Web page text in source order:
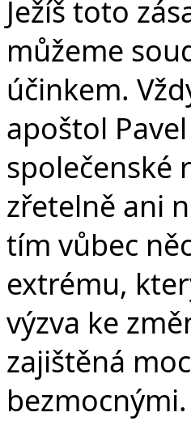
Ježíš toto
můžeme
účinkem.
apoštol
společenské
zřetelně ani
tím vůbec
extrému,
výzva ke
zajištěná
bezmocnými.